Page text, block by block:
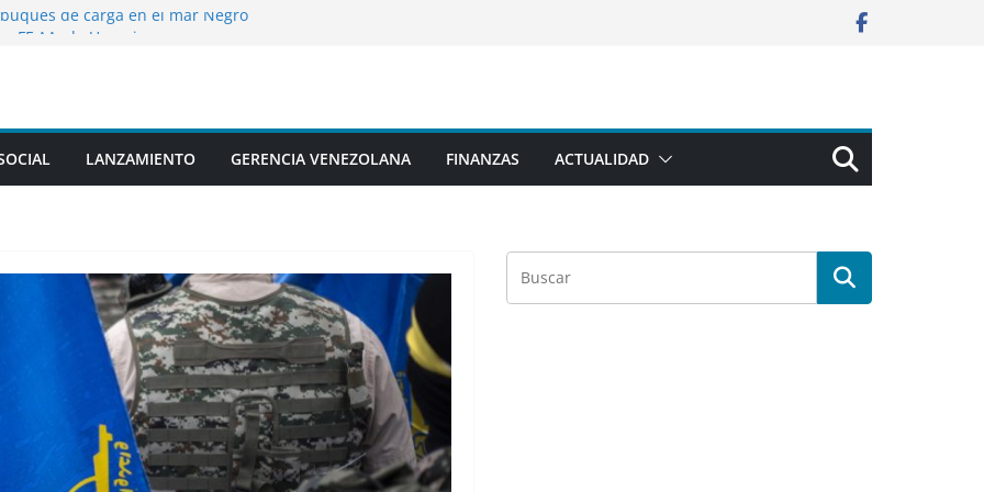
de carga en el mar Negro
en ataques ucranianos contra la
LANZAMIENTO GERENCIA VENEZOLANA FINANZAS ACTUALIDAD